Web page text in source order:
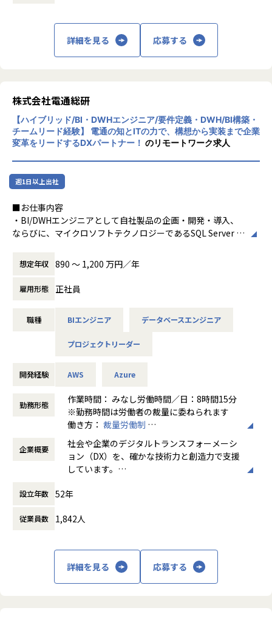
りあい・切磋琢磨しながら仕事をしています。
≪ITインフラソリューション事業本部紹介≫
関われる点も当社の強みです。
実力次第で若手・ベテラン関係なくリーダーとしてチャレン
ジする機会も多く、成果はしっかりと給与にも反映しており
ますので、積極的にキャリア形成したい方大歓迎です！
当社ではエンジニアの安心感・帰属意識を大切にした組織づ
くりに力を入れています。
・定期的な1on1面談の実施
・チーム・グループ内での役割設定・フォロー体制
・部署・拠点を越えたコミュニケーション機会の創出
案件と案件の間も安心して次のステップに向けた準備がで
も十分配慮しており、
らないよう調整しています。
さらに、請負部署も保有しているため、
部内独自で選択式の研修制度を導入し、自分でスキルを身に
つけたい技術項目があれば、上長承認後、研修の受講が可能
となっております。
ただくとお祝い金も支給しています。
■キャリアについて
メントに注力するキャリアとエキスパート職として技術をき
わめていただくキャリアに分かれます。
定期的に上長と面談をする機会を設けておりますので、その
開発フロー
AI 開発支援
・Github Copilot Enterprise / Codex / Claude Code 等
言語
・バックエンド：Golang / (既存サービス: Kotlin / Spring B
pt
・AWS：RDS（PostgreSQL） / DynamoDB / ALB / ECS / Fa
rgate / CodeBuild / CodeDeploy / etc
・Terraform
・ドキュメント管理：Confluence / Growi
【業務の変更の範囲】
会社の規定に準ずる
エビソルを設立しました。
エビソルのミッションは「“体験”をアップデ
消費を創出するOMO（Online Merges with O
ffline）の領域に取り組んでいます。その中心
にあるのが、2012年7月よりサービスを開始
した、外食デジタルマーケティングを目的と
した予約管理システム「ebica（エビカ）」
です。現在、導入店舗は1万店を越え、"レス
なる便利なデジタルツールとしてだけでな
く、飲食店空席情報のリアルタイム更新を可
公開、外食業界では難しいと言われていたま
しました。
パーグルメ」などの大手グルメサイトはもち
ろん、「Google」や「大衆点評（中国）」
などの海外サービスとも連携し、国内/インバ
上を占める電話予約に対しても、「LINE WO
よる飲食店予約サービス「AIレセプション」
を企画開発、今や本サービスなしでの店舗運
営は考えられないという外食企業も少なくあ
りません。各種POSレジやモバイルオーダー
やCRMサービスなど、それぞれの専門領域の
心強いプレイヤーからの協業のお引き合いも
効果最大化を実現できるサービスとして、株
レインズインターナショナルなどの大手企業
さらに2021年10月には、エビソルのインバウ
ンド事業を「株式会社Japanticket」として
詳細を見る 応募する
株式会社電通総研
【ハイブリッド/BI・DWHエンジニア/要件定義・DWH/BI構築・
チームリード経験】 電通の知とITの力で、構想から実装まで企業
変革をリードするDXパートナー！ のリモートワーク求人
週1日以上出社
■お仕事内容
・BI/DWHエンジニアとして自社製品の企画・開発・導入、
ならびに、マイクロソフトテクノロジーであるSQL Server B
Power BIを用いたエンドユーザー向けのアドオン機能開発
を行って頂きます。
・Azure/AWSといったパブリッククラウド基盤へのシステム
構築、Snowflake、MS FabricなどのクラウドDWH基盤の構
Tableau、QlikView、Dr.SUMなどのといった他社BIツール
・製品開発においては新技術・新サービスも積極的に取り入
ただきます。
いただきます。
・チームリーダー以上のポジションを担当していただき、将
来的にデータ活用ソリューション関連ビジネスをリードする
人材を期待します。
■このポジションで目指せるキャリア
<当ポジションの魅力>
・SAP ERPをターゲットにしたソリューションを提供してお
り、プライムベンダーとして業界業種問わず国内有数の大企
業が多く利用するSAPユーザー企業のDX推進部門・情報シス
とが多く、お客様のより近い立場で開発ができプロジェクト
の成功を実感することができます。
想定年収 890 〜 1,200 万円／年
雇用形態 正社員
職種 BIエンジニア データベースエンジニア
プロジェクトリーダー
開発経験 AWS Azure
勤務形態
作業時間： みなし労働時間／日：8時間15分
※勤務時間は労働者の裁量に委ねられます
働き方： 裁量労働制
時間外労働の有無： 有（月平均10時間～30
時間）
休憩時間： 60分
企業概要
社会や企業のデジタルトランスフォーメーシ
ョン（DX）を、確かな技術力と創造力で支援
しています。
関や製造業のトップクラスの企業と直接取引
ョンを提供しています。
設立年数 52年
従業員数 1,842人
詳細を見る 応募する